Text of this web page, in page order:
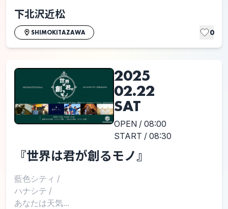
下北沢近松
SHIMOKITAZAWA 0
2025
02.22
SAT
OPEN / 08:00
START / 08:30
『世界は君が創るモノ』
藍色シティ /
ハナシテ /
あなたは天気...